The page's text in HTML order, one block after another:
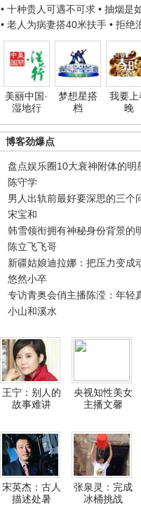
• 十种贵人可遇不可求 • 抽烟是
• 老人为病妻搭40米扶手 • 拒绝
美丽中国·
湿地行
梦想星搭
档
我要上
晚
博客劲爆点
盘点娱乐圈10大衰神附体的明
陈守学
男人出轨前最好要深思的三个
宋宝和
韩雪领衔拥有神秘身份背景的
陈立飞飞哥
新疆姑娘迪拉娜：把压力变成
悠然小卒
专访青奥会俏主播陈滢：年轻
小山和溪水
王宁：别人的
故事难讲
央视知性美女
主播文馨
宋英杰：古人
描述处暑
张泉灵：完成
冰桶挑战